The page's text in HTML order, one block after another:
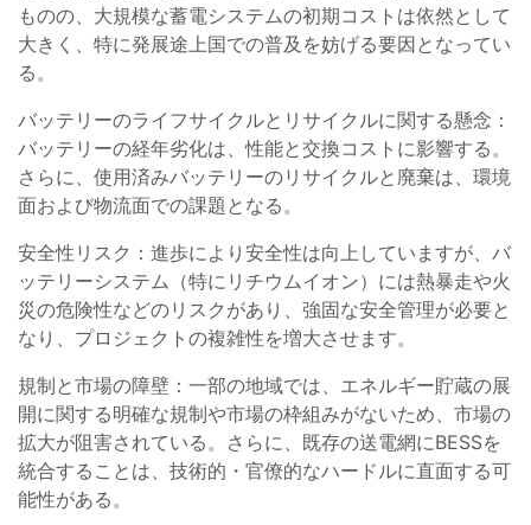
ものの、大規模な蓄電システムの初期コストは依然として
大きく、特に発展途上国での普及を妨げる要因となってい
る。
バッテリーのライフサイクルとリサイクルに関する懸念：
バッテリーの経年劣化は、性能と交換コストに影響する。
さらに、使用済みバッテリーのリサイクルと廃棄は、環境
面および物流面での課題となる。
安全性リスク：進歩により安全性は向上していますが、バ
ッテリーシステム（特にリチウムイオン）には熱暴走や火
災の危険性などのリスクがあり、強固な安全管理が必要と
なり、プロジェクトの複雑性を増大させます。
規制と市場の障壁：一部の地域では、エネルギー貯蔵の展
開に関する明確な規制や市場の枠組みがないため、市場の
拡大が阻害されている。さらに、既存の送電網にBESSを
統合することは、技術的・官僚的なハードルに直面する可
能性がある。